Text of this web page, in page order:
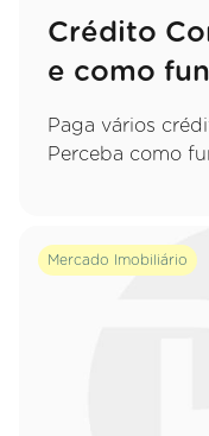
Crédito
e como
Paga vários
Perceba como
Mercado Imobiliário